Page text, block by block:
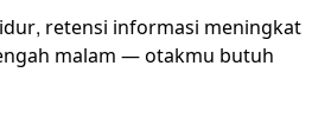
retensi informasi meningkat
malam — otakmu butuh